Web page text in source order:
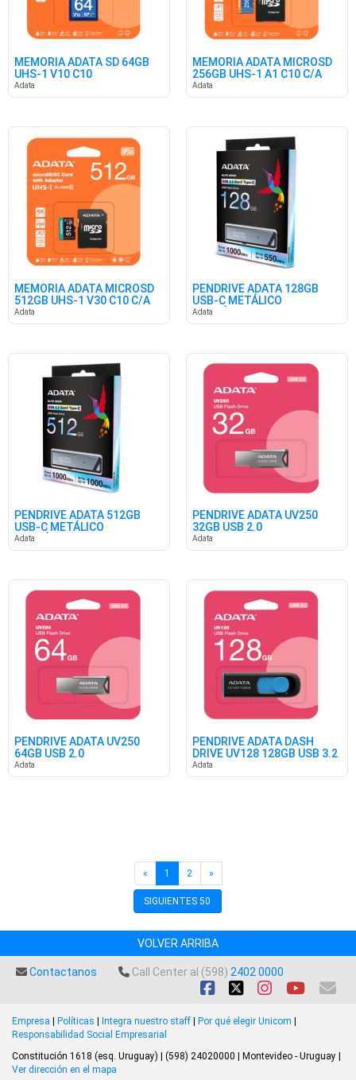
MEMORIA ADATA SD 64GB
UHS-1 V10 C10
Adata
MEMORIA ADATA MICROSD
256GB UHS-1 A1 C10 C/A
Adata
MEMORIA ADATA MICROSD
512GB UHS-1 V30 C10 C/A
Adata
PENDRIVE ADATA 128GB
USB-C METÁLICO
RETRÁCTIL
Adata
PENDRIVE ADATA 512GB
USB-C METÁLICO
RETRÁCTIL
Adata
PENDRIVE ADATA UV250
32GB USB 2.0
Adata
PENDRIVE ADATA UV250
64GB USB 2.0
Adata
PENDRIVE ADATA DASH
DRIVE UV128 128GB USB 3.2
Adata
« 1 2 »
SIGUIENTES 50
VOLVER ARRIBA
Contactanos Call Center al (598) 2402 0000
Empresa Políticas Integra nuestro staff Por qué elegir Unicom
Responsabilidad Social Empresarial
Constitución 1618 (esq. Uruguay) | (598) 24020000 | Montevideo - Uruguay |
Ver dirección en el mapa